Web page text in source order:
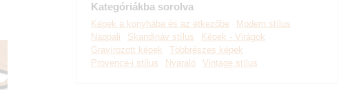
Kategóriákba sorolva
Képek a konyhába és az étkezőbe
Modern stílus
Nappali
Skandináv stílus
Képek - Virágok
Gravírozott képek
Többrészes képek
Provence-i stílus
Nyaraló Vintage stílus